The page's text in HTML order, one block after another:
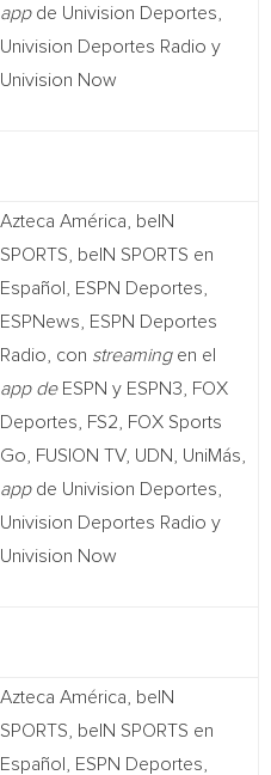
appde Univision Deportes,
Univision Deportes Radio y
Univision Now
Azteca América, beIN
SPORTS, beIN SPORTS en
Español, ESPN Deportes,
ESPNews, ESPN Deportes
Radio, con streamingen el
app de ESPN y ESPN3, FOX
Deportes, FS2, FOX Sports
Go, FUSION TV, UDN, UniMás,
appde Univision Deportes,
Univision Deportes Radio y
Univision Now
Azteca América, beIN
SPORTS, beIN SPORTS en
Español, ESPN Deportes,